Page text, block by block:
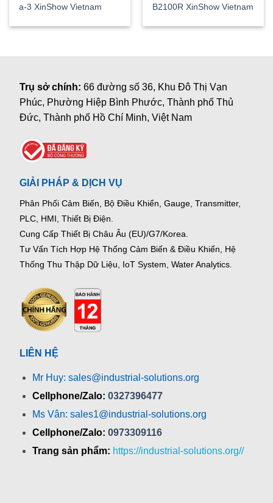
a-3 XinShow Vietnam B2100R XinShow Vietnam
Trụ sở chính:66 đường số 36, Khu Đô Thị Vạn
Phúc, Phường Hiệp Bình Phước, Thành phố Thủ
Đức, Thành phố Hồ Chí Minh, Việt Nam
GIẢI PHÁP & DỊCH VỤ
Phân Phối Cảm Biến, Bộ Điều Khiển, Gauge, Transmitter,
PLC, HMI, Thiết Bị Điện.
Cung Cấp Thiết Bị Châu Âu (EU)/G7/Korea.
Tư Vấn Tích Hợp Hệ Thống Cảm Biến & Điều Khiển, Hệ
Thống Thu Thập Dữ Liệu, IoT System, Water Analytics.
LIÊN HỆ
Mr Huy: sales@industrial-solutions.org
Cellphone/Zalo: 0327396477
Ms Vân: sales1@industrial-solutions.org
Cellphone/Zalo: 0973309116
Trang sản phẩm: https://industrial-solutions.org//